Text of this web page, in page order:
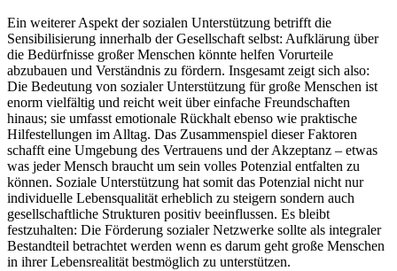
Ein weiterer Aspekt der sozialen Unterstützung betrifft die
Sensibilisierung innerhalb der Gesellschaft selbst: Aufklärung über
die Bedürfnisse großer Menschen könnte helfen Vorurteile
abzubauen und Verständnis zu fördern. Insgesamt zeigt sich also:
Die Bedeutung von sozialer Unterstützung für große Menschen ist
enorm vielfältig und reicht weit über einfache Freundschaften
hinaus; sie umfasst emotionale Rückhalt ebenso wie praktische
Hilfestellungen im Alltag. Das Zusammenspiel dieser Faktoren
schafft eine Umgebung des Vertrauens und der Akzeptanz – etwas
was jeder Mensch braucht um sein volles Potenzial entfalten zu
können. Soziale Unterstützung hat somit das Potenzial nicht nur
individuelle Lebensqualität erheblich zu steigern sondern auch
gesellschaftliche Strukturen positiv beeinflussen. Es bleibt
festzuhalten: Die Förderung sozialer Netzwerke sollte als integraler
Bestandteil betrachtet werden wenn es darum geht große Menschen
in ihrer Lebensrealität bestmöglich zu unterstützen.